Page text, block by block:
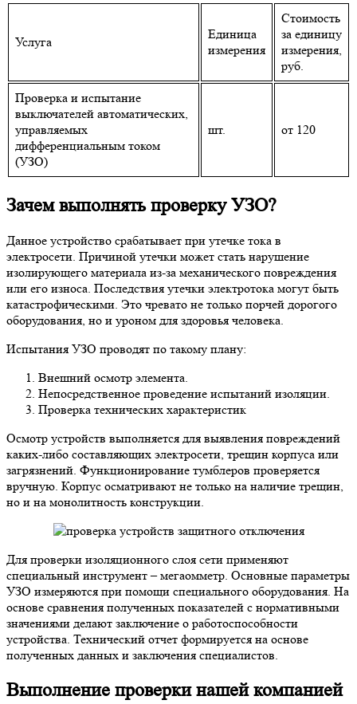
Услуга
Единица
измерения
Стоимость
за единицу
измерения,
руб.
Проверка и испытание
выключателей автоматических,
управляемых
дифференциальным током
(УЗО)
шт. от 120
Зачем выполнять проверку УЗО?
Данное устройство срабатывает при утечке тока в
электросети. Причиной утечки может стать нарушение
изолирующего материала из-за механического повреждения
или его износа. Последствия утечки электротока могут быть
катастрофическими. Это чревато не только порчей дорогого
оборудования, но и уроном для здоровья человека.
Испытания УЗО проводят по такому плану:
Внешний осмотр элемента.
Непосредственное проведение испытаний изоляции.
Проверка технических характеристик
Осмотр устройств выполняется для выявления повреждений
каких-либо составляющих электросети, трещин корпуса или
загрязнений. Функционирование тумблеров проверяется
вручную. Корпус осматривают не только на наличие трещин,
но и на монолитность конструкции.
Для проверки изоляционного слоя сети применяют
специальный инструмент – мегаомметр. Основные параметры
УЗО измеряются при помощи специального оборудования. На
основе сравнения полученных показателей с нормативными
значениями делают заключение о работоспособности
устройства. Технический отчет формируется на основе
полученных данных и заключения специалистов.
Выполнение проверки нашей компанией